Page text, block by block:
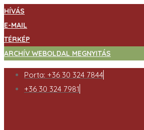
HÍVÁS
E-MAIL
TÉRKÉP
ARCHÍV WEBOLDAL MEGNYITÁS
Porta: +36 30 324 7844
+36 30 324 7981